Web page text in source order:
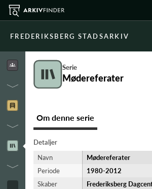
FREDERIKSBERG STADSARKIV
Serie
Mødereferater
Om denne serie
Detaljer
Navn
Mødereferater
Periode
1980-​2012
Skaber
Frederiksberg